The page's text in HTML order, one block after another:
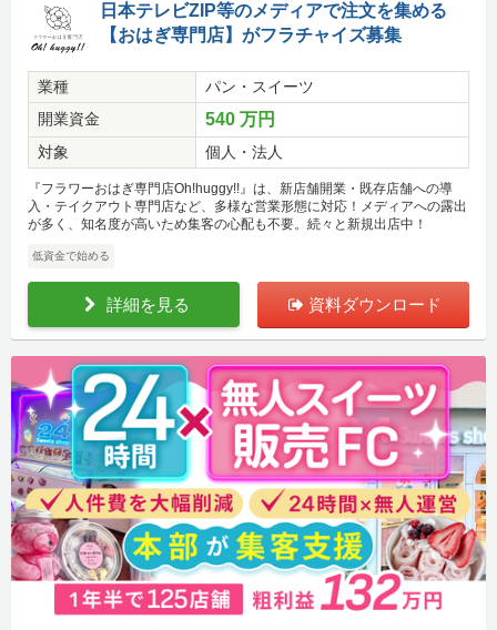
日本テレビZIP等のメディアで注文を集める
【おはぎ専門店】がフラチャイズ募集
業種
パン・スイーツ
開業資金
540 万円
対象 個人・法人
『フラワーおはぎ専門店Oh!huggy!!』は、新店舗開業・既存店舗への導
入・テイクアウト専門店など、多様な営業形態に対応！メディアへの露出
が多く、知名度が高いため集客の心配も不要。続々と新規出店中！
低資金で始める
詳細を見る 資料ダウンロード